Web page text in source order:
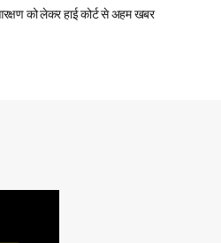
को लेकर हाई कोर्ट से अहम खबर